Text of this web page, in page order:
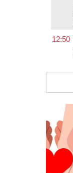
12:50
11:35
10:56